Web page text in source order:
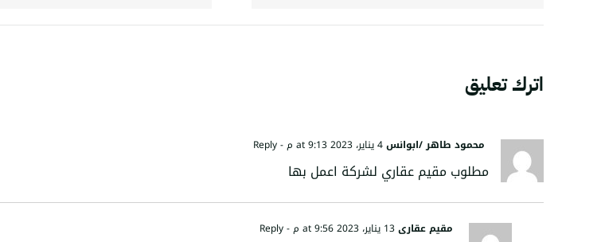
اترك تعليق
محمود طاهر /ابوانس4 يناير، 2023 at 9:13 م - Reply
مطلوب مقيم عقاري لشركة اعمل بها
مقيم عقاري13 يناير، 2023 at 9:56 م - Reply